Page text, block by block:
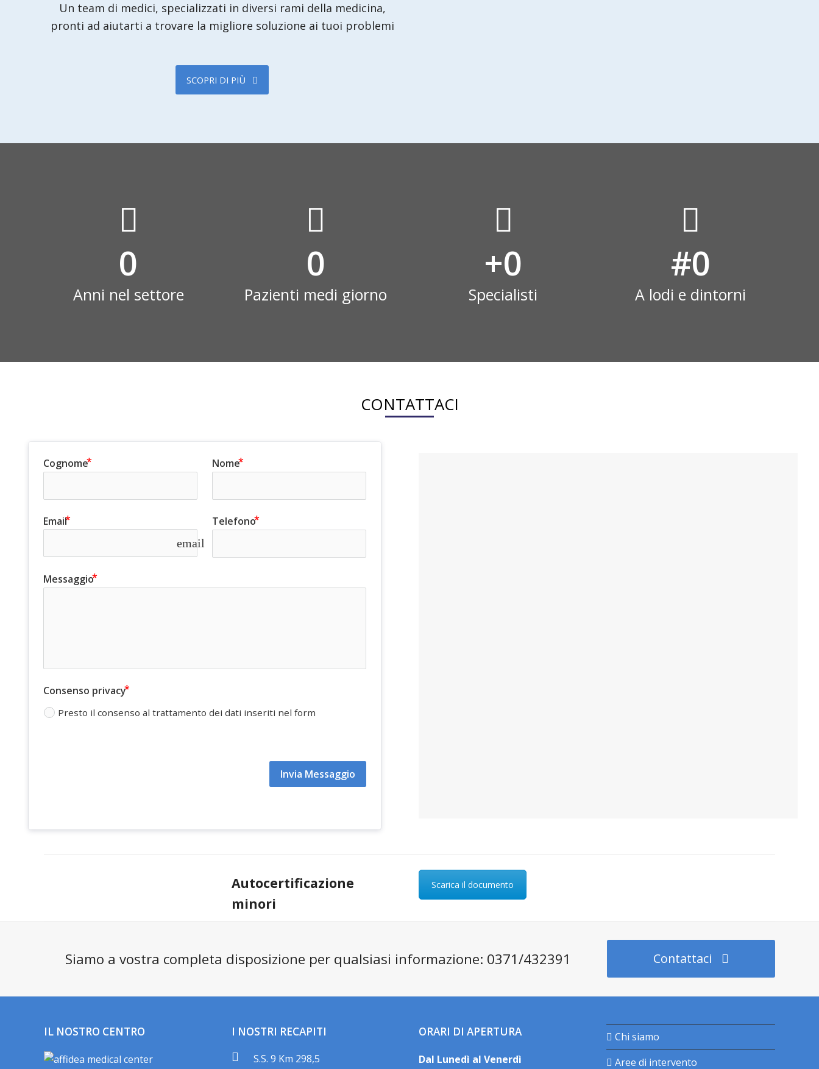
Un team di medici, specializzati in diversi rami della medicina,
pronti ad aiutarti a trovare la migliore soluzione ai tuoi problemi
SCOPRI DI PIÙ
0
Anni nel settore
0
Pazienti medi giorno
+0
Specialisti
#0
A lodi e dintorni
CONTATTACI
Cognome Nome
Email
email
Telefono
Messaggio
Consenso privacy
Presto il consenso al trattamento dei dati inseriti nel form
Invia Messaggio
Autocertificazione
minori
Scarica il documento
Siamo a vostra completa disposizione per qualsiasi informazione: 0371/432391 Contattaci
IL NOSTRO CENTRO I NOSTRI RECAPITI
S.S. 9 Km 298,5
ORARI DI APERTURA
Dal Lunedì al Venerdì
Chi siamo
Aree di intervento